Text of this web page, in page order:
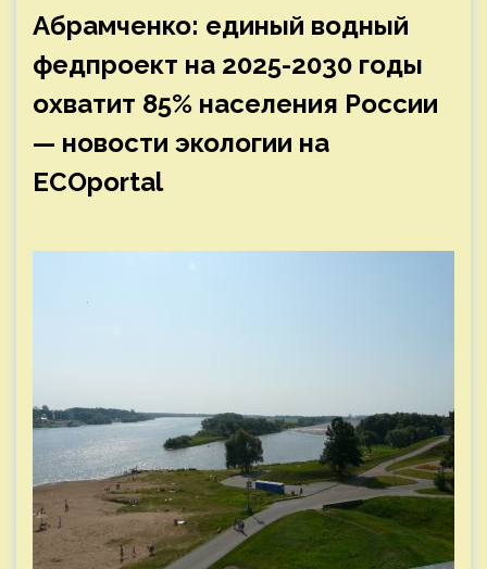
Абрамченко: единый водный
федпроект на 2025-2030 годы
охватит 85% населения России
— новости экологии на
ECOportal